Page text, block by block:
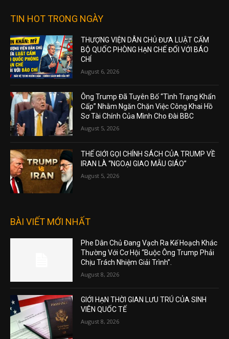
TIN HOT TRONG NGÀY
THƯỢNG VIỆN DÂN CHỦ ĐƯA LUẬT CẤM
BỘ QUỐC PHÒNG HẠN CHẾ ĐỐI VỚI BÁO
CHÍ
August 6, 2026
Ông Trump Đã Tuyên Bố “Tình Trạng Khẩn
Cấp” Nhằm Ngăn Chặn Việc Công Khai Hồ
Sơ Tài Chính Của Mình Cho Đài BBC
August 5, 2026
THẾ GIỚI GỌI CHÍNH SÁCH CỦA TRUMP VỀ
IRAN LÀ “NGOẠI GIAO MẪU GIÁO”
August 5, 2026
BÀI VIẾT MỚI NHẤT
Phe Dân Chủ Đang Vạch Ra Kế Hoạch Khác
Thường Với Cơ Hội “Buộc Ông Trump Phải
Chịu Trách Nhiệm Giải Trình”.
August 8, 2026
GIỚI HẠN THỜI GIAN LƯU TRÚ CỦA SINH
VIÊN QUỐC TẾ
August 8, 2026